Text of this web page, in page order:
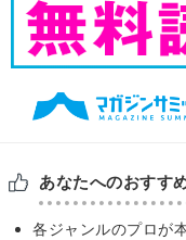
あなたへのおすす
各ジャンルのプロが